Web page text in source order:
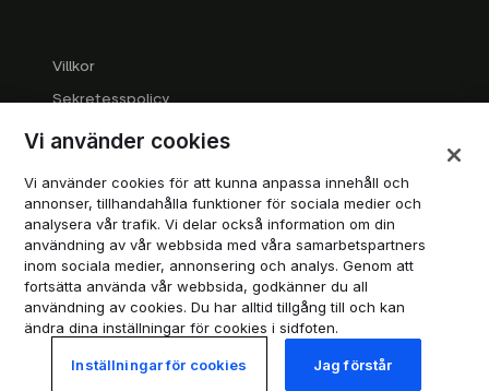
Villkor
Sekretesspolicy
Riktlinjer för företag
Hantera cookies
Modern Slavery Statement
© 2026 Trustpilot A/S. Alla rättigheter reserverade.
Vi använder cookies
Vi använder cookies för att kunna anpassa innehåll och
annonser, tillhandahålla funktioner för sociala medier och
analysera vår trafik. Vi delar också information om din
användning av vår webbsida med våra samarbetspartners
inom sociala medier, annonsering och analys. Genom att
fortsätta använda vår webbsida, godkänner du all
användning av cookies. Du har alltid tillgång till och kan
ändra dina inställningar för cookies i sidfoten.
Inställningar för cookies Jag förstår